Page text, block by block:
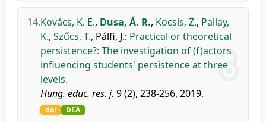
14.Kovács, K. E., Dusa, Á. R., Kocsis, Z., Pallay,
K., Szűcs, T., Pálfi, J.: Practical or theoretical
persistence?: The investigation of (f)actors
influencing students' persistence at three
levels.
Hung. educ. res. j. 9 (2), 238-256, 2019.
doi DEA